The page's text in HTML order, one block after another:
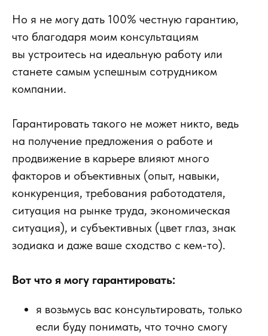
Но я не могу дать 100% честную гарантию,
что благодаря моим консультациям
вы устроитесь на идеальную работу или
станете самым успешным сотрудником
компании.
Гарантировать такого не может никто, ведь
на получение предложения о работе и
продвижение в карьере влияют много
факторов и объективных (опыт, навыки,
конкуренция, требования работодателя,
ситуация на рынке труда, экономическая
ситуация), и субъективных (цвет глаз, знак
зодиака и даже ваше сходство с кем-то).
Вот что я могу гарантировать:
я возьмусь вас консультировать, только
если буду понимать, что точно смогу